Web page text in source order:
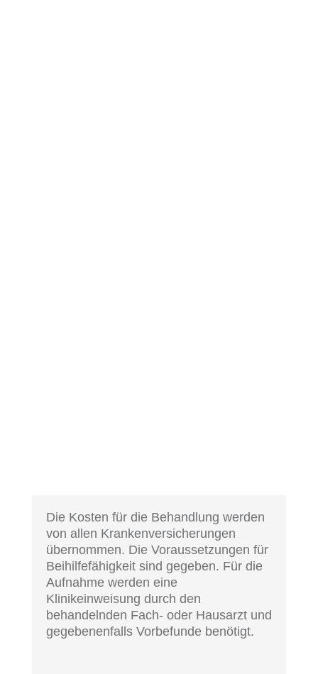
Die Kosten für die Behandlung werden
von allen Krankenversicherungen
übernommen. Die Voraussetzungen für
Beihilfefähigkeit sind gegeben. Für die
Aufnahme werden eine
Klinikeinweisung durch den
behandelnden Fach- oder Hausarzt und
gegebenenfalls Vorbefunde benötigt.